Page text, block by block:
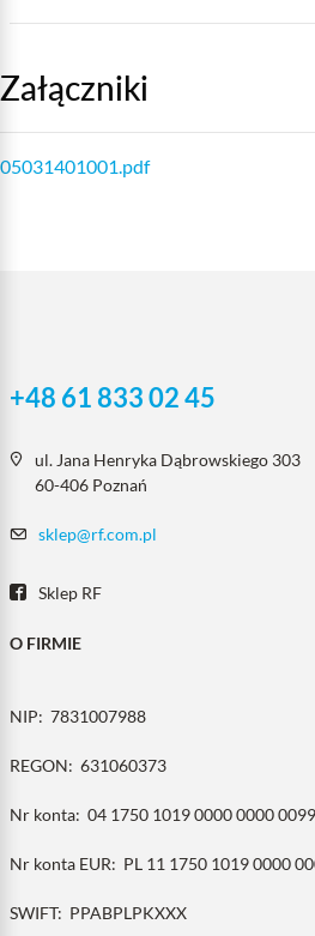
Załączniki
05031401001.pdf
+48 61 833 02 45
ul. Jana Henryka Dąbrowskiego 303
60-406 Poznań
sklep@rf.com.pl
Sklep RF
O FIRMIE
NIP: 7831007988
REGON: 631060373
Nr konta: 04 1750 1019 0000 0000
Nr konta EUR: PL 11 1750 1019 0000
SWIFT: PPABPLPKXXX